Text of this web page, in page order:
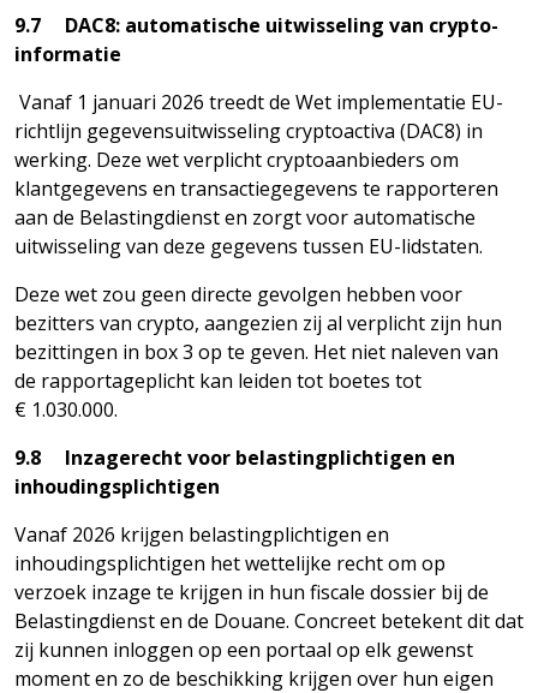
9.7 DAC8: automatische uitwisseling van crypto-
informatie
Vanaf 1 januari 2026 treedt de Wet implementatie EU-
richtlijn gegevensuitwisseling cryptoactiva (DAC8) in
werking. Deze wet verplicht cryptoaanbieders om
klantgegevens en transactiegegevens te rapporteren
aan de Belastingdienst en zorgt voor automatische
uitwisseling van deze gegevens tussen EU-lidstaten.
Deze wet zou geen directe gevolgen hebben voor
bezitters van crypto, aangezien zij al verplicht zijn hun
bezittingen in box 3 op te geven. Het niet naleven van
de rapportageplicht kan leiden tot boetes tot
€ 1.030.000.
9.8 Inzagerecht voor belastingplichtigen en
inhoudingsplichtigen
Vanaf 2026 krijgen belastingplichtigen en
inhoudingsplichtigen het wettelijke recht om op
verzoek inzage te krijgen in hun fiscale dossier bij de
Belastingdienst en de Douane. Concreet betekent dit dat
zij kunnen inloggen op een portaal op elk gewenst
moment en zo de beschikking krijgen over hun eigen